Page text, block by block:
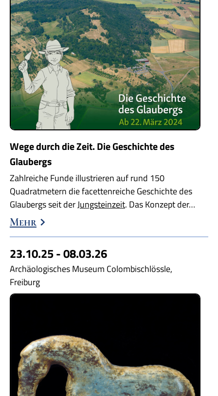
Wege durch die Zeit. Die Geschichte des
Glaubergs
Zahlreiche Funde illustrieren auf rund 150
Quadratmetern die facettenreiche Geschichte des
Glaubergs seit derJungsteinzeit. Das Konzept der…
Mehr
23.10.25 - 08.03.26
Archäologisches Museum Colombischlössle,
Freiburg